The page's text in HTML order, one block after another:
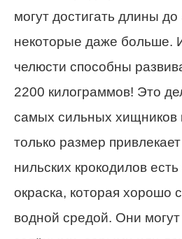
могут достигать длины
некоторые даже больше.
челюсти способны
2200 килограммов! Это
самых сильных хищников
только размер
нильских крокодилов
окраска, которая хорошо
водной средой. Они